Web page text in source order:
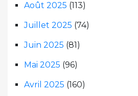
Août 2025 (113)
Juillet 2025 (74)
Juin 2025 (81)
Mai 2025 (96)
Avril 2025 (160)